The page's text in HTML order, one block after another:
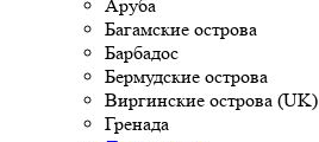
Аруба
Багамские острова
Барбадос
Бермудские острова
Виргинские острова (UK)
Гренада